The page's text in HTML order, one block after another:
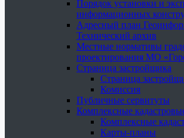
Порядок установки и
информационных
Адресный план
Технический архив
Местные нормативы
проектирования МО
Страница застройщика
Страница
Комиссия
Публичные сервитуты
Комплексные
Комплексные
Карты-планы